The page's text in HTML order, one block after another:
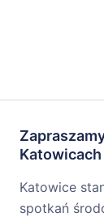
Katowice
spotkań